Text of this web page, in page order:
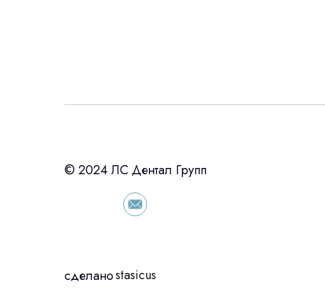
Интересует
с помощью нашего партнера ООО
подберем выгодные условия по лизингу
оборудования, просто оставьте контакты
© 2024 ЛС Дентал Групп
сделаноstasicus